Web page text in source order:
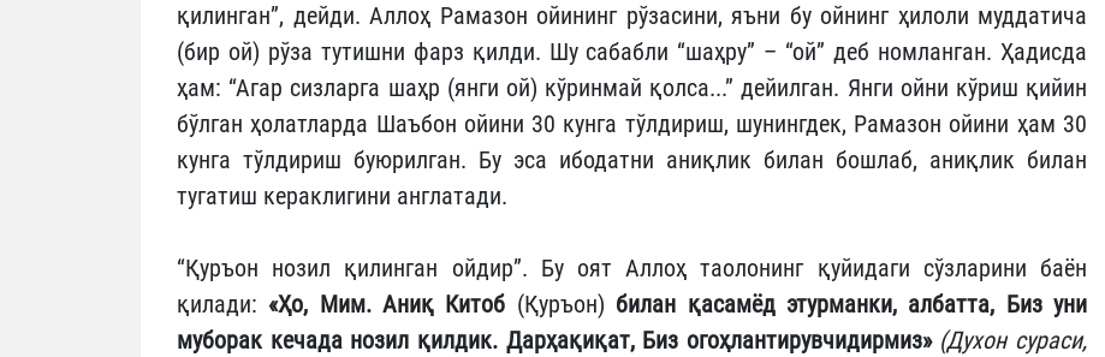
қилинган”, дейди. Аллоҳ Рамазон ойининг рўзасини, яъни бу ойнинг ҳилоли муддатича
(бир ой) рўза тутишни фарз қилди. Шу сабабли “шаҳру” – “ой” деб номланган. Ҳадисда
ҳам: “Агар сизларга шаҳр (янги ой) кўринмай қолса...” дейилган. Янги ойни кўриш қийин
бўлган ҳолатларда Шаъбон ойини 30 кунга тўлдириш, шунингдек, Рамазон ойини ҳам 30
кунга тўлдириш буюрилган. Бу эса ибодатни аниқлик билан бошлаб, аниқлик билан
тугатиш кераклигини англатади.
“Қуръон нозил қилинган ойдир”. Бу оят Аллоҳ таолонинг қуйидаги сўзларини баён
қилади: «Ҳо, Мим. Аниқ Китоб (Қуръон) билан қасамёд этурманки, албатта, Биз уни
муборак кечада нозил қилдик. Дарҳақиқат, Биз огоҳлантирувчидирмиз» (Духон сураси,